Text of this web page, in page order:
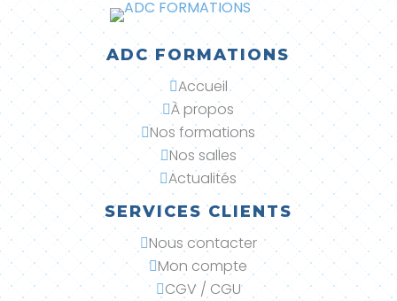
ADC FORMATIONS
Accueil
À propos
Nos formations
Nos salles
Actualités
SERVICES CLIENTS
Nous contacter
Mon compte
CGV / CGU